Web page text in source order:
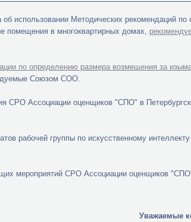
использовании Методических рекомендаций
в многоквартирных домах,
по определению размера возмещения за
Союзом СОО.
СРО Ассоциации оценщиков "СПО" в
рабочей группы по искусственному
мероприятий СРО Ассоциации оценщиков
Уважаемые